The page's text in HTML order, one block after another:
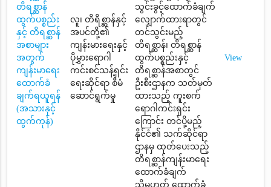
တိရစ္ဆာန်
ထွက်ပစ္စည်း
နှင့် တိရစ္ဆာန်
အစာများ
အတွက်
ကျန်းမာရေး
ထောက်ခံ
ချက်ရယူရန်
(အသားနှင့်
ထွက်ကုန်)
လူ၊ တိရိစ္ဆာန်နှင့်
အပင်တို့၏
ကျန်းမားရေးနှင့်
ပိုမွှားရောဂါ
ကင်းစင်သန့်ရှင်း
ရေးဆိုင်ရာ စီမံ
ဆောင်ရွက်မှု
သွင်းခွင့်ထောက်ခံချက်
လျှောက်ထားရာတွင်
တင်သွင်းမည့်
တိရစ္ဆာန်၊ တိရစ္ဆာန်
ထွက်ပစ္စည်းနှင့်
တိရစ္ဆာန်အစာတွင်
ဦးစီးဌာနက သတ်မှတ်
ထားသည့် ကူးစက်
ရောဂါကင်းရှင်း
ကြောင်း တင်ပို့မည့်
နိုင်ငံ၏ သက်ဆိုင်ရာ
ဌာနမှ ထုတ်ပေးသည့်
တိရစ္ဆာန်ကျန်းမာရေး
ထောက်ခံချက်
သို့မဟုတ် ထောက်ခံ
View